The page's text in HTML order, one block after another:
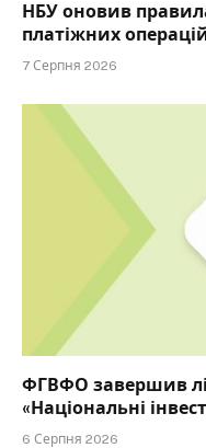
НБУ оновив
платіжних
7 Серпня 2026
ФГВФО завершив
«Національні
6 Серпня 2026